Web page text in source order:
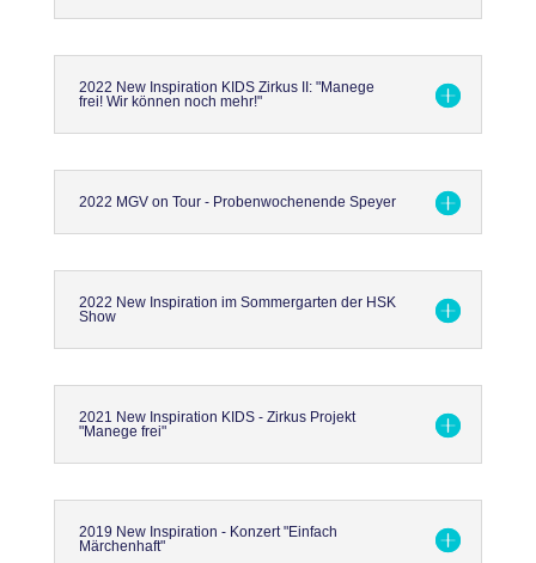
2022 New Inspiration KIDS Zirkus II: "Manege
frei! Wir können noch mehr!"
2022 MGV on Tour - Probenwochenende Speyer
2022 New Inspiration im Sommergarten der HSK
Show
2021 New Inspiration KIDS - Zirkus Projekt
"Manege frei"
2019 New Inspiration - Konzert "Einfach
Märchenhaft"